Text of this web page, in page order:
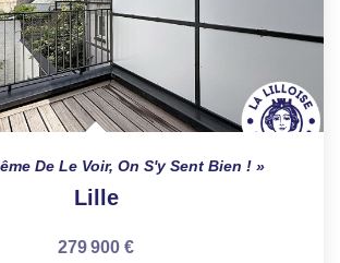
De Le Voir, On S'y Sent Bien !
Lille
279 900 €